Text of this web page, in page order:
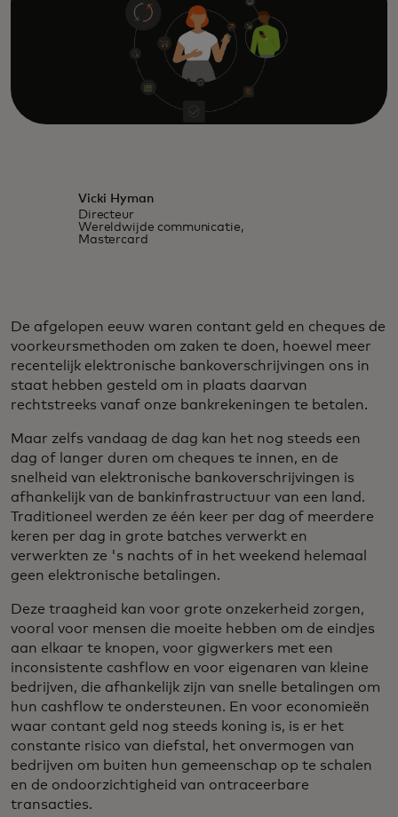
Vicki Hyman
Directeur
Wereldwijde communicatie,
Mastercard
De afgelopen eeuw waren contant geld en cheques de
voorkeursmethoden om zaken te doen, hoewel meer
recentelijk elektronische bankoverschrijvingen ons in
staat hebben gesteld om in plaats daarvan
rechtstreeks vanaf onze bankrekeningen te betalen.
Maar zelfs vandaag de dag kan het nog steeds een
dag of langer duren om cheques te innen, en de
snelheid van elektronische bankoverschrijvingen is
afhankelijk van de bankinfrastructuur van een land.
Traditioneel werden ze één keer per dag of meerdere
keren per dag in grote batches verwerkt en
verwerkten ze 's nachts of in het weekend helemaal
geen elektronische betalingen.
Deze traagheid kan voor grote onzekerheid zorgen,
vooral voor mensen die moeite hebben om de eindjes
aan elkaar te knopen, voor gigwerkers met een
inconsistente cashflow en voor eigenaren van kleine
bedrijven, die afhankelijk zijn van snelle betalingen om
hun cashflow te ondersteunen. En voor economieën
waar contant geld nog steeds koning is, is er het
constante risico van diefstal, het onvermogen van
bedrijven om buiten hun gemeenschap op te schalen
en de ondoorzichtigheid van ontraceerbare
transacties.